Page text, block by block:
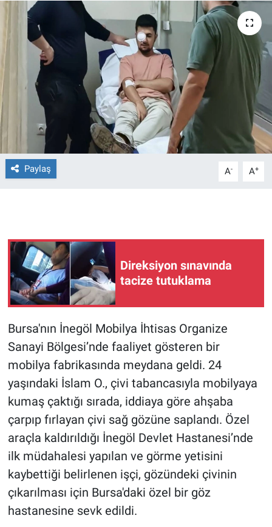
Paylaş A- A+
Direksiyon sınavında
tacize tutuklama
Bursa'nın İnegöl Mobilya İhtisas Organize
Sanayi Bölgesi’nde faaliyet gösteren bir
mobilya fabrikasında meydana geldi. 24
yaşındaki İslam O., çivi tabancasıyla mobilyaya
kumaş çaktığı sırada, iddiaya göre ahşaba
çarpıp fırlayan çivi sağ gözüne saplandı. Özel
araçla kaldırıldığı İnegöl Devlet Hastanesi’nde
ilk müdahalesi yapılan ve görme yetisini
kaybettiği belirlenen işçi, gözündeki çivinin
çıkarılması için Bursa'daki özel bir göz
hastanesine sevk edildi.
Eğlence
Ekonomi
Forum
Gerçeğin İzinde
Gün Başlıyor
Gündem Özel
Günün görüntüsü
Haber
İlan
Kimdir
Koronavirüs
Kültür Sanat
Ne demişti
Nedir